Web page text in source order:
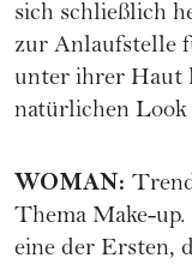
sich schließlich
zur Anlaufstelle
unter ihrer Haut
natürlichen Look
WOMAN:
Thema Make-
eine der Ersten,